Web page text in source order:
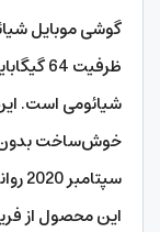
ظرفیت
شیائومی است.
سپتامبر 2020 روانه بازار شده است.
این محصول از